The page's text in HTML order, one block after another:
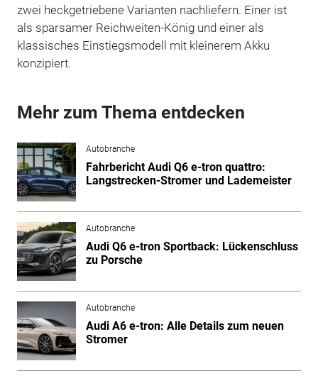
zwei heckgetriebene Varianten nachliefern. Einer ist
als sparsamer Reichweiten-König und einer als
klassisches Einstiegsmodell mit kleinerem Akku
konzipiert.
Mehr zum Thema entdecken
Autobranche
Fahrbericht Audi Q6 e-tron quattro:
Langstrecken-Stromer und Lademeister
Autobranche
Audi Q6 e-tron Sportback: Lückenschluss
zu Porsche
Autobranche
Audi A6 e-tron: Alle Details zum neuen
Stromer